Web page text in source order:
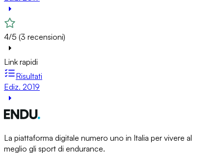
4/5 (3 recensioni)
Link rapidi
Risultati
Ediz. 2019
La piattaforma digitale numero uno in Italia per vivere al
meglio gli sport di endurance.